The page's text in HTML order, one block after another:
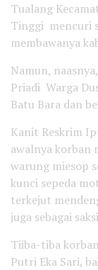
Tualang
Tinggi mencuri
membawanya
Namun,
Priadi Warga
Batu Bara dan
Kanit Reskrim
awalnya korban
warung miesop
kunci sepeda
terkejut
juga sebagai
Tiiba-tiba
Putri Eka Sari,